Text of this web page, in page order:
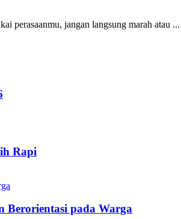
perasaanmu, jangan langsung marah atau ...
Rapi
Berorientasi pada Warga